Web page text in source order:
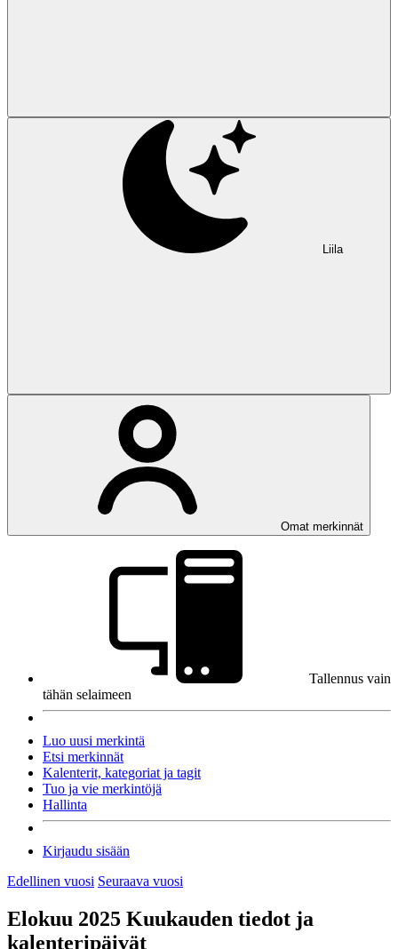
Liila
Omat merkinnät
Tallennus vain
tähän selaimeen
Luo uusi merkintä
Etsi merkinnät
Kalenterit, kategoriat ja tagit
Tuo ja vie merkintöjä
Hallinta
Kirjaudu sisään
Edellinen vuosi Seuraava vuosi
Elokuu 2025 Kuukauden tiedot ja
kalenteripäivät